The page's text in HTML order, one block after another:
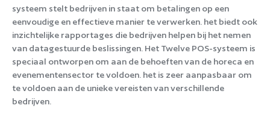
systeem stelt bedrijven in staat om betalingen op een
eenvoudige en effectieve manier te verwerken. het biedt ook
inzichtelijke rapportages die bedrijven helpen bij het nemen
van datagestuurde beslissingen. Het Twelve POS-systeem is
speciaal ontworpen om aan de behoeften van de horeca en
evenementensector te voldoen. het is zeer aanpasbaar om
te voldoen aan de unieke vereisten van verschillende
bedrijven.